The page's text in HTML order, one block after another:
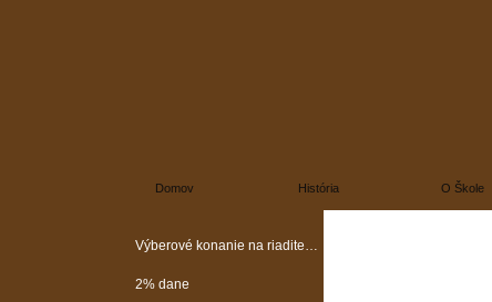
Domov História O Škole
Výberové konanie na riaditeľa školy
2% dane